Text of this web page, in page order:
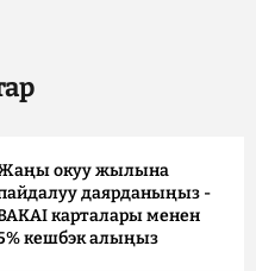
окуу жылына
даярданыңыз -
карталары менен
кешбэк алыңыз